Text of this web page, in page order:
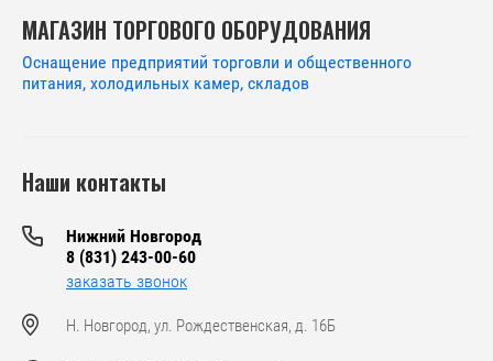
МАГАЗИН ТОРГОВОГО ОБОРУДОВАНИЯ
Оснащение предприятий торговли и общественного
питания, холодильных камер, складов
Наши контакты
Нижний Новгород
8 (831) 243-00-60
заказать звонок
Н. Новгород, ул. Рождественская, д. 16Б